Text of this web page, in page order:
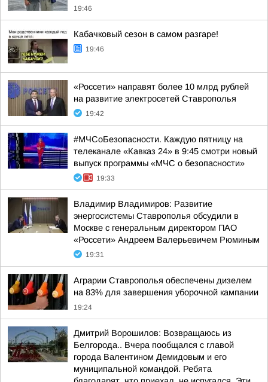
19:46
Кабачковый сезон в самом разгаре!
19:46
«Россети» направят более 10 млрд рублей
на развитие электросетей Ставрополья
19:42
#МЧСоБезопасности. Каждую пятницу на
телеканале «Кавказ 24» в 9:45 смотри новый
выпуск программы «МЧС о безопасности»
19:33
Владимир Владимиров: Развитие
энергосистемы Ставрополья обсудили в
Москве с генеральным директором ПАО
«Россети» Андреем Валерьевичем Рюминым
19:31
Аграрии Ставрополья обеспечены дизелем
на 83% для завершения уборочной кампании
19:24
Дмитрий Ворошилов: Возвращаюсь из
Белгорода.. Вчера пообщался с главой
города Валентином Демидовым и его
муниципальной командой. Ребята